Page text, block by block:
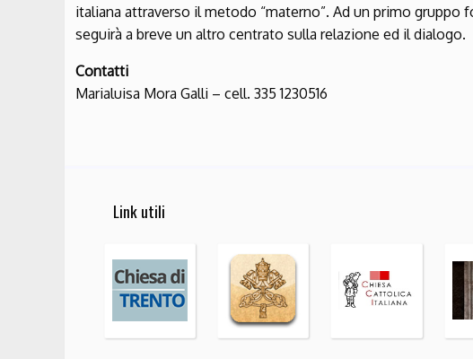
italiana attraverso il metodo “materno”. Ad un primo gruppo
seguirà a breve un altro centrato sulla relazione ed il dialogo.
Contatti
Marialuisa Mora Galli – cell. 335 1230516
Link utili